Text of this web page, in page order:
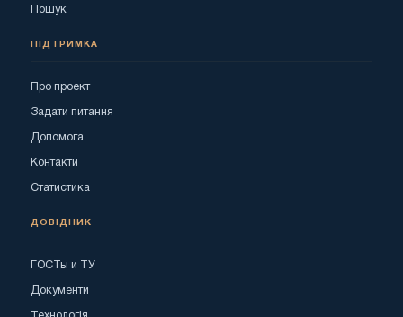
Пошук
ПІДТРИМКА
Про проект
Задати питання
Допомога
Контакти
Статистика
ДОВІДНИК
ГОСТы и ТУ
Документи